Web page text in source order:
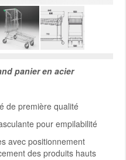
panier en acier
de première qualité
pour empilabilité
avec positionnement
des produits hauts